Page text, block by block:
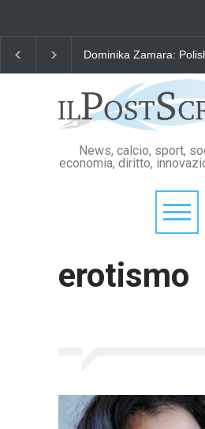
Dominika Zamara:
News, calcio, sport,
economia, diritto,
erotismo